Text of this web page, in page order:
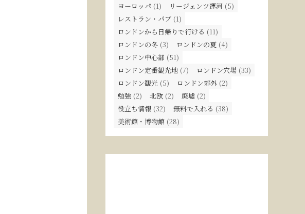
ヨーロッパ (1) リージェンツ運河 (5)
レストラン・パブ (1)
ロンドンから日帰りで行ける (11)
ロンドンの冬 (3) ロンドンの夏 (4)
ロンドン中心部 (51)
ロンドン定番観光地 (7) ロンドン穴場 (33)
ロンドン観光 (5) ロンドン郊外 (2)
勉強 (2) 北欧 (2) 廃墟 (2)
役立ち情報 (32) 無料で入れる (38)
美術館・博物館 (28)